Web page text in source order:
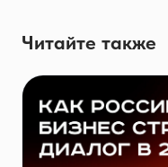
Читайте также